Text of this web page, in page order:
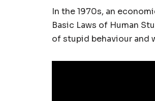
In the 1970s, an
Basic Laws of Human
of stupid behaviour and